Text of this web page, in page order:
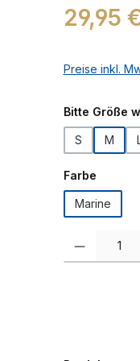
Regulärer Preis:
29,95 €
Preise inkl.
Bitte Größe
S M
Farbe
Marine
Produkt